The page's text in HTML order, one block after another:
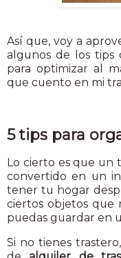
Así que, voy a
algunos de los tips
para optimizar al
que cuento en mi
5 tips para
Lo cierto es que un
convertido en un
tener tu hogar
ciertos objetos que
puedas guardar en
Si no tienes